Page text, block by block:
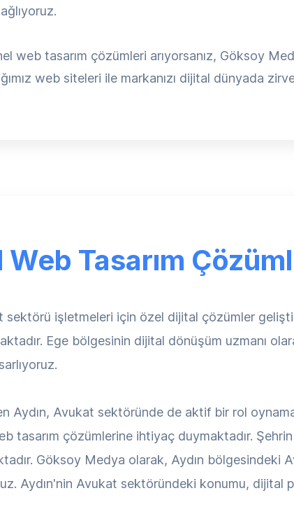
web tasarım çözümleri arıyorsanız, Göksoy
web siteleri ile markanızı dijital dünyada
Web Tasarım
sektörü işletmeleri için özel dijital çözümler
Ege bölgesinin dijital dönüşüm uzmanı
Aydın, Avukat sektöründe de aktif bir rol
tasarım çözümlerine ihtiyaç duymaktadır.
Göksoy Medya olarak, Aydın bölgesindeki
Aydın'nin Avukat sektöründeki konumu, dijital